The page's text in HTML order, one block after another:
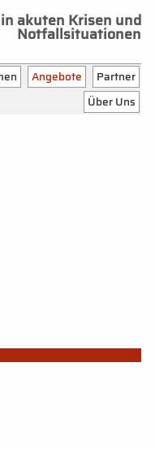
akuten Krisen und
Notfallsituationen
Angebote
Partner
Über Uns